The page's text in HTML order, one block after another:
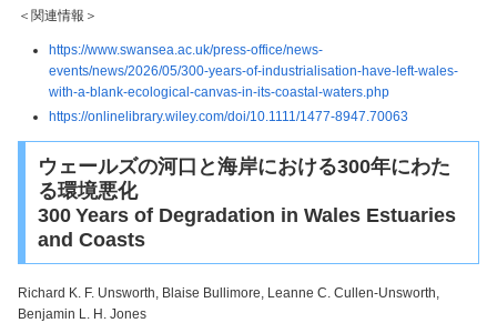
＜関連情報＞
https://www.swansea.ac.uk/press-office/news-
events/news/2026/05/300-years-of-industrialisation-have-left-wales-
with-a-blank-ecological-canvas-in-its-coastal-waters.php
https://onlinelibrary.wiley.com/doi/10.1111/1477-8947.70063
ウェールズの河口と海岸における300年にわた
る環境悪化
300 Years of Degradation in Wales Estuaries
and Coasts
Richard K. F. Unsworth , Blaise Bullimore, Leanne C. Cullen-Unsworth,
Benjamin L. H. Jones